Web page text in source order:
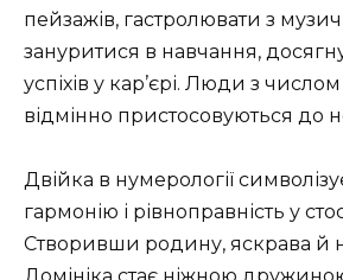
пейзажів, гастролювати з
зануритися в навчання,
успіхів у кар’єрі. Люди з
відмінно пристосовуються до
Двійка в нумерології
гармонію і рівноправність у
Створивши родину, яскрава й